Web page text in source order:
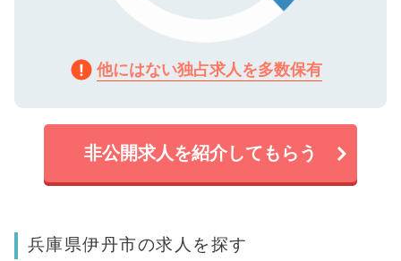
他にはない独占求人を多数保有
非公開求人を紹介してもらう
兵庫県伊丹市の求人を探す